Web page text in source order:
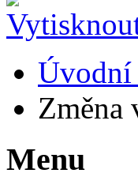
Úvodní
Změna
Menu